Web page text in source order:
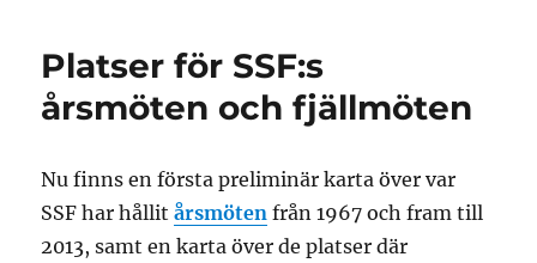
Platser för SSF:s
årsmöten och fjällmöten
Nu finns en första preliminär karta över var
SSF har hållitårsmöten från 1967 och fram till
2013, samt en karta över de platser där